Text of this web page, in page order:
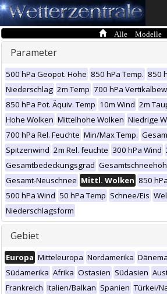
Alle Modelle
Parameter
500 hPa Geopot. Höhe 850 hPa Temp. 850
Niederschlag 2m Temp 700 hPa Vertikalbew
850 hPa Pot. Äquiv. Temp 10m Wind 2m
Hohe Wolken Mittelhohe Wolken Niedrige
700 hPa Rel. Feuchte Min/Max Temp.
Spitzenwind 2m Rel. feuchte 300 hPa Wind
Gesamtbedeckungsgrad
Gesamt-Neuschnee Mittl. Wolken 850
500 hPa Wind 50 hPa Temp Schnee/Eis
Niederschlagsform
Gebiet
Europa Mitteleuropa Nordamerika
Südamerika Afrika Ostasien Südasien
Frankreich Italien/Balkan Spanien Türkei/